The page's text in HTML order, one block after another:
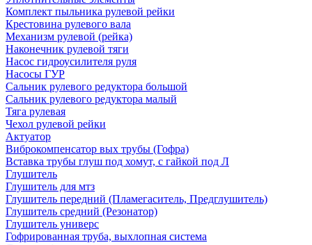
Комплект пыльника рулевой рейки
Крестовина рулевого вала
Механизм рулевой (рейка)
Наконечник рулевой тяги
Насос гидроусилителя руля
Насосы ГУР
Сальник рулевого редуктора большой
Сальник рулевого редуктора малый
Тяга рулевая
Чехол рулевой рейки
Актуатор
Виброкомпенсатор вых трубы (Гофра)
Вставка трубы глуш под хомут, с гайкой под Л
Глушитель
Глушитель для мтз
Глушитель передний (Пламегаситель, Предглушитель)
Глушитель средний (Резонатор)
Глушитель универс
Гофрированная труба, выхлопная система